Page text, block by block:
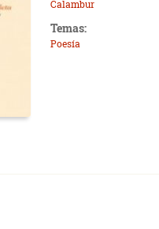
Calambur
Temas:
Poesía